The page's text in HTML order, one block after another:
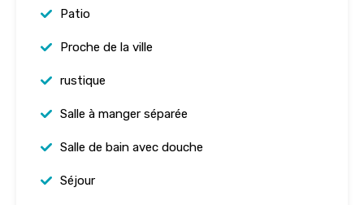
Patio
Proche de la ville
rustique
Salle à manger séparée
Salle de bain avec douche
Séjour